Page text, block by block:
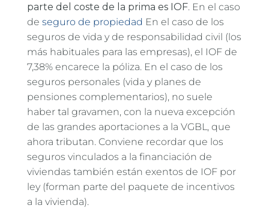
parte del coste de la prima es IOF. En el caso
de seguro de propiedad En el caso de los
seguros de vida y de responsabilidad civil (los
más habituales para las empresas), el IOF de
7,38% encarece la póliza. En el caso de los
seguros personales (vida y planes de
pensiones complementarios), no suele
haber tal gravamen, con la nueva excepción
de las grandes aportaciones a la VGBL, que
ahora tributan. Conviene recordar que los
seguros vinculados a la financiación de
viviendas también están exentos de IOF por
ley (forman parte del paquete de incentivos
a la vivienda).